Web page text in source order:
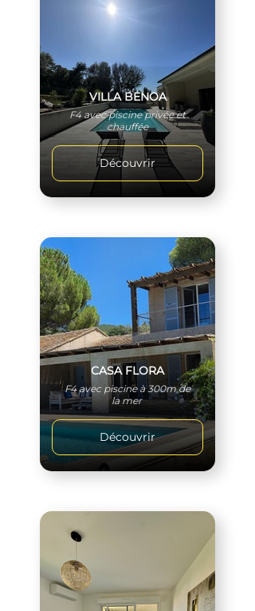
VILLA BENOA
F4 avec piscine privée et
chauffée
Découvrir
CASA FLORA
F4 avec piscine à 300m de
la mer
Découvrir